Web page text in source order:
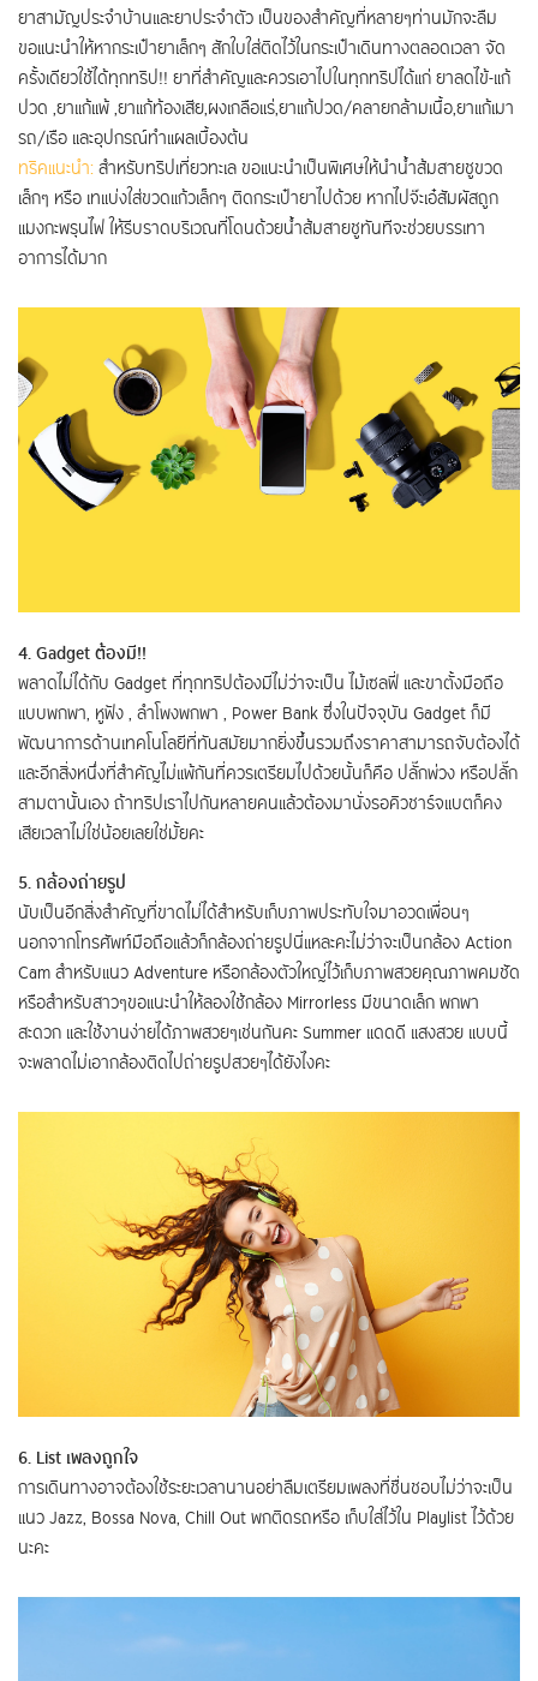
ยาสามัญประจำบ้านและยาประจำตัว เป็นของสำคัญที่หลายๆท่านมักจะลืม
ขอแนะนำให้หากระเป๋ายาเล็กๆ สักใบใส่ติดไว้ในกระเป๋าเดินทางตลอดเวลา จัด
ครั้งเดียวใช้ได้ทุกทริป!! ยาที่สำคัญและควรเอาไปในทุกทริปได้แก่ ยาลดไข้-แก้
ปวด ,ยาแก้แพ้ ,ยาแก้ท้องเสีย,ผงเกลือแร่,ยาแก้ปวด/คลายกล้ามเนื้อ,ยาแก้เมา
รถ/เรือ และอุปกรณ์ทำแผลเบื้องต้น
ทริคแนะนำ:สำหรับทริปเที่ยวทะเล ขอแนะนำเป็นพิเศษให้นำน้ำส้มสายชูขวด
เล็กๆ หรือ เทแบ่งใส่ขวดแก้วเล็กๆ ติดกระเป๋ายาไปด้วย หากไปจ๊ะเอ๋สัมผัสถูก
แมงกะพรุนไฟ ให้รีบราดบริเวณที่โดนด้วยน้ำส้มสายชูทันทีจะช่วยบรรเทา
อาการได้มาก
4. Gadget ต้องมี!!
พลาดไม่ได้กับ Gadget ที่ทุกทริปต้องมีไม่ว่าจะเป็น ไม้เซลฟี่ และขาตั้งมือถือ
แบบพกพา, หูฟัง , ลำโพงพกพา , Power Bank ซึ่งในปัจจุบัน Gadget ก็มี
พัฒนาการด้านเทคโนโลยีที่ทันสมัยมากยิ่งขึ้นรวมถึงราคาสามารถจับต้องได้
และอีกสิ่งหนึ่งที่สำคัญไม่แพ้กันที่ควรเตรียมไปด้วยนั้นก็คือ ปลั๊กพ่วง หรือปลั๊ก
สามตานั้นเอง ถ้าทริปเราไปกันหลายคนแล้วต้องมานั่งรอคิวชาร์จแบตก็คง
เสียเวลาไม่ใช่น้อยเลยใช่มั้ยคะ
5. กล้องถ่ายรูป
นับเป็นอีกสิ่งสำคัญที่ขาดไม่ได้สำหรับเก็บภาพประทับใจมาอวดเพื่อนๆ
นอกจากโทรศัพท์มือถือแล้วก็กล้องถ่ายรูปนี่แหละคะไม่ว่าจะเป็นกล้อง Action
Cam สำหรับแนว Adventure หรือกล้องตัวใหญ่ไว้เก็บภาพสวยคุณภาพคมชัด
หรือสำหรับสาวๆขอแนะนำให้ลองใช้กล้อง Mirrorless มีขนาดเล็ก พกพา
สะดวก และใช้งานง่ายได้ภาพสวยๆเช่นกันคะ Summer แดดดี แสงสวย แบบนี้
จะพลาดไม่เอากล้องติดไปถ่ายรูปสวยๆได้ยังไงคะ
6. List เพลงถูกใจ
การเดินทางอาจต้องใช้ระยะเวลานานอย่าลืมเตรียมเพลงที่ชื่นชอบไม่ว่าจะเป็น
แนว Jazz, Bossa Nova, Chill Out พกติดรถหรือ เก็บใส่ไว้ใน Playlist ไว้ด้วย
นะคะ